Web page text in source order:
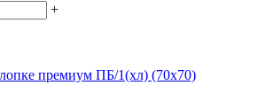
+
премиум ПБ/1(хл) (70х70)